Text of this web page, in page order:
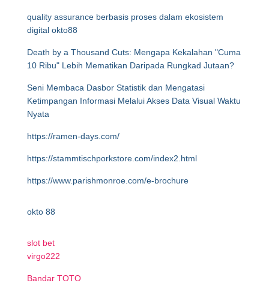
quality assurance berbasis proses dalam ekosistem
digital okto88
Death by a Thousand Cuts: Mengapa Kekalahan "Cuma
10 Ribu" Lebih Mematikan Daripada Rungkad Jutaan?
Seni Membaca Dasbor Statistik dan Mengatasi
Ketimpangan Informasi Melalui Akses Data Visual Waktu
Nyata
https://ramen-days.com/
https://stammtischporkstore.com/index2.html
https://www.parishmonroe.com/e-brochure
okto 88
slot bet
virgo222
Bandar TOTO